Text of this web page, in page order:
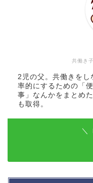
共働き
2児の父。共働きをし
率的にするための「
事」なんかをまとめ
も取得。
＼